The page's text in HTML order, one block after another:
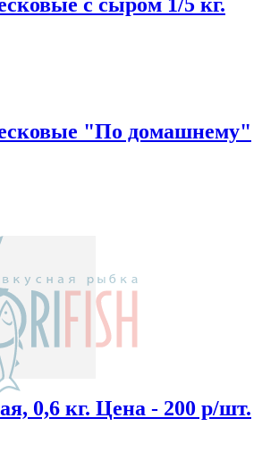
"По домашнему"
0,6 кг. Цена - 200 р/шт.